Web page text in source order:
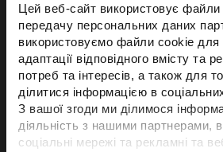
Цей веб-сайт використовує
передачу персональних даних
використовуємо файли cookie для
адаптації відповідного вмісту та
потреб та інтересів, а також для
ділитися інформацією в
З вашої згоди ми ділимося
діяльність з нашими партнерами,
соціальні мережі та рекламні та